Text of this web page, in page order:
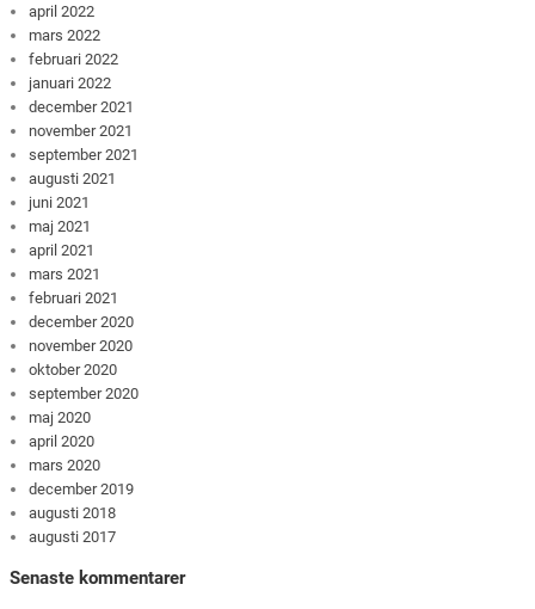
april 2022
mars 2022
februari 2022
januari 2022
december 2021
november 2021
september 2021
augusti 2021
juni 2021
maj 2021
april 2021
mars 2021
februari 2021
december 2020
november 2020
oktober 2020
september 2020
maj 2020
april 2020
mars 2020
december 2019
augusti 2018
augusti 2017
Senaste kommentarer